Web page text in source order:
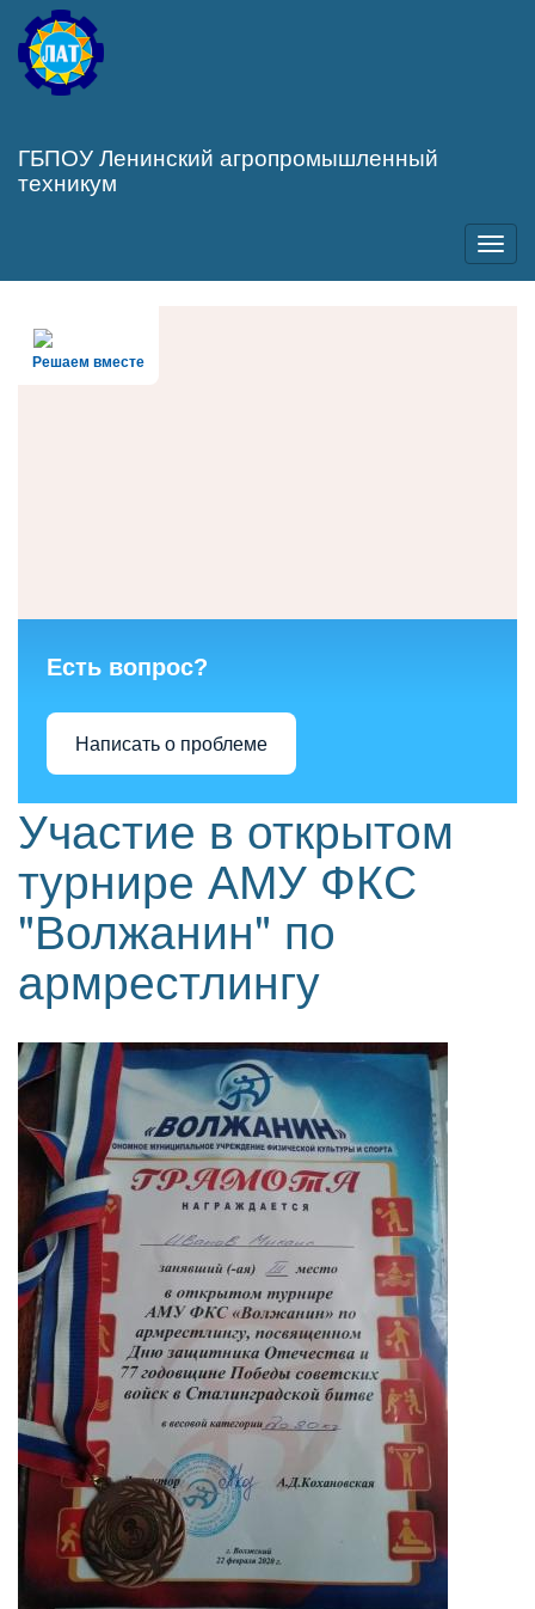
Перейти
основному
содержанию
ГБПОУ Ленинский агропромышленный
техникум
Решаем вместе
Есть вопрос?
Написать о проблеме
Участие в открытом
турнире АМУ ФКС
"Волжанин" по
армрестлингу